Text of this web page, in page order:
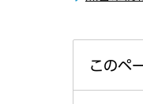
このペ